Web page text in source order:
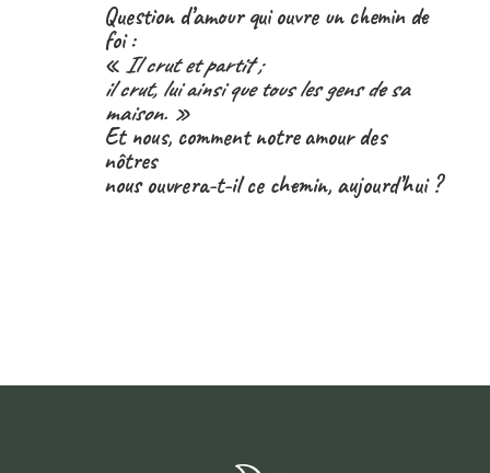
Question d’amour qui ouvre un chemin de
foi :
« Il crut et partit ;
il crut, lui ainsi que tous les gens de sa
maison. »
Et nous, comment notre amour des
nôtres
nous ouvrera-t-il ce chemin, aujourd’hui ?